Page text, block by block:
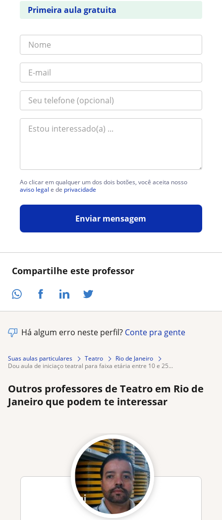
Compartilhe este professor
Primeira aula gratuita
Ao clicar em qualquer um dos dois botões, você aceita nosso
aviso legal e de privacidade
Enviar mensagem
Há algum erro neste perfil? Conte pra gente
Suas aulas particulares Teatro
Rio de Janeiro
dou aula de iniciaço teatral para faixa etária entre 10 e 25...
Outros professores de Teatro em Rio de
Janeiro que podem te interessar